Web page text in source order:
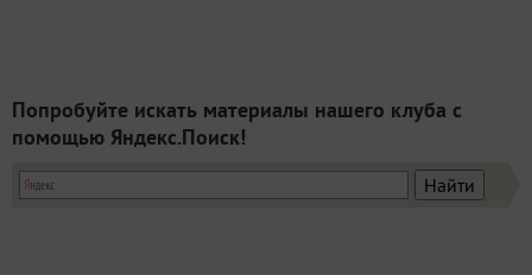
Попробуйте искать материалы нашего клуба с
помощью Яндекс.Поиск!